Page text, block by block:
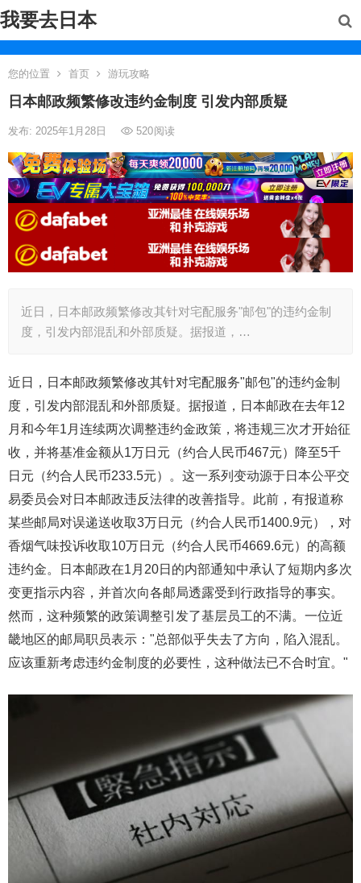
我要去日本
您的位置 首页 游玩攻略
日本邮政频繁修改违约金制度 引发内部质疑
发布: 2025年1月28日 520阅读
近日，日本邮政频繁修改其针对宅配服务"邮包"的违约金制
度，引发内部混乱和外部质疑。据报道，…
近日，日本邮政频繁修改其针对宅配服务"邮包"的违约金制
度，引发内部混乱和外部质疑。据报道，日本邮政在去年12
月和今年1月连续两次调整违约金政策，将违规三次才开始征
收，并将基准金额从1万日元（约合人民币467元）降至5千
日元（约合人民币233.5元）。这一系列变动源于日本公平交
易委员会对日本邮政违反法律的改善指导。此前，有报道称
某些邮局对误递送收取3万日元（约合人民币1400.9元），对
香烟气味投诉收取10万日元（约合人民币4669.6元）的高额
违约金。日本邮政在1月20日的内部通知中承认了短期内多次
变更指示内容，并首次向各邮局透露受到行政指导的事实。
然而，这种频繁的政策调整引发了基层员工的不满。一位近
畿地区的邮局职员表示："总部似乎失去了方向，陷入混乱。
应该重新考虑违约金制度的必要性，这种做法已不合时宜。"